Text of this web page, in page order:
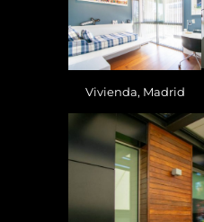
Vivienda, Madrid